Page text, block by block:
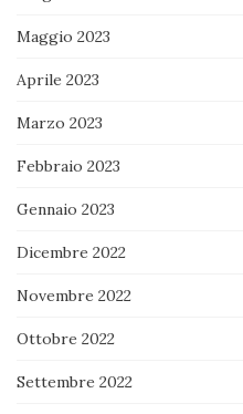
Maggio 2023
Aprile 2023
Marzo 2023
Febbraio 2023
Gennaio 2023
Dicembre 2022
Novembre 2022
Ottobre 2022
Settembre 2022